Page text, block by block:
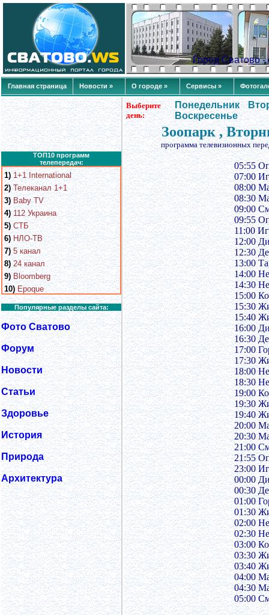
Город Сватово
Главная страница Новости » О городе » Сервисы »
ТОП10 программ
телепередач:
1) 1+1 International
2) Телеканал 1+1
3) Baby TV
4) 112 Украина
5) СТБ
6) НЛО-ТВ
7) 5 канал
8) 24 канал
9) Bloomberg
10) Epoque
Популярные разделы сайта:
Фото Сватово
Форум
Новости
Статьи
Здоровье
История
Природа
Архитектура
Выберите
день:
Понедельник
Воскресенье
Зоопарк ,
программа телевизионных
05:55
07:00
08:00
08:30
09:00
09:55
11:00
12:00
12:30
13:00
14:00
14:30
15:00
15:30
15:40
16:00
16:30
17:00
17:30
18:00
18:30
19:00
19:30
19:40
20:00
20:30
21:00
21:55
23:00
00:00
00:30
01:00
01:30
02:00
02:30
03:00
03:30
03:40
04:00
04:30
05:00